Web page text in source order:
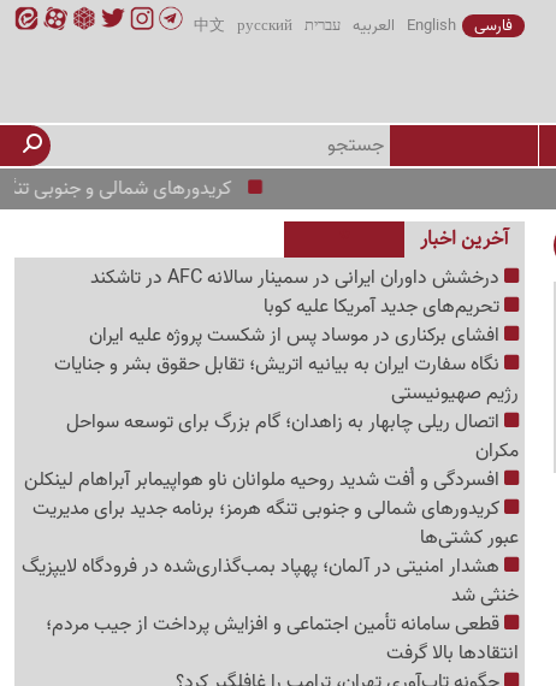
فارسی English العربیه עברית русский
中文
کریدورهای شمالی و جنوبی تنگه
آخرین اخبار
درخشش داوران ایرانی در سمینار سالانه AFC در تاشکند
تحریم‌های جدید آمریکا علیه کوبا
افشای برکناری در موساد پس از شکست پروژه علیه ایران
نگاه سفارت ایران به بیانیه اتریش؛ تقابل حقوق بشر و جنایات
رژیم صهیونیستی
اتصال ریلی چابهار به زاهدان؛ گام بزرگ برای توسعه سواحل
مکران
افسردگی و اُفت شدید روحیه ملوانان ناو هواپیمابر آبراهام لینکلن
کریدورهای شمالی و جنوبی تنگه هرمز؛ برنامه جدید برای مدیریت
عبور کشتی‌ها
هشدار امنیتی در آلمان؛ پهپاد بمب‌گذاری‌شده در فرودگاه لایپزیگ
خنثی شد
قطعی سامانه تأمین اجتماعی و افزایش پرداخت از جیب مردم؛
انتقادها بالا گرفت